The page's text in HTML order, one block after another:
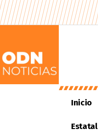
Inicio
Estatal